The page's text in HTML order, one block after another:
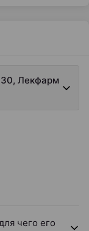
Лекфарм
чего его